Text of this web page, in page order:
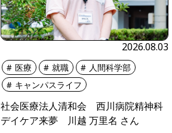
2026.08.03
医療 就職
人間科学部
キャンパスライフ
社会医療法人清和会 西川病院精神科
デイケア来夢 川越 万里名 さん